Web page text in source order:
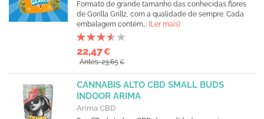
Formato de grande tamanho das conhecidas flores
de Gorilla Grillz, com a qualidade de sempre. Cada
embalagem contém... [Ler mais]
22,47€
Antes: 23,65€
CANNABIS ALTO CBD SMALL BUDS
INDOOR ARIMA
Arima CBD